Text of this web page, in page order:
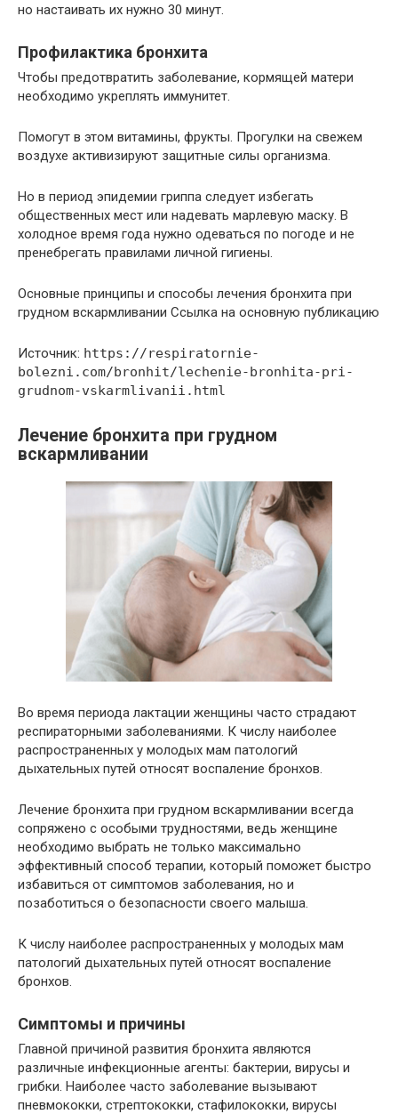
но настаивать их нужно 30 минут.
Профилактика бронхита
Чтобы предотвратить заболевание, кормящей матери
необходимо укреплять иммунитет.
Помогут в этом витамины, фрукты. Прогулки на свежем
воздухе активизируют защитные силы организма.
Но в период эпидемии гриппа следует избегать
общественных мест или надевать марлевую маску. В
холодное время года нужно одеваться по погоде и не
пренебрегать правилами личной гигиены.
Основные принципы и способы лечения бронхита при
грудном вскармливании Ссылка на основную публикацию
Источник: https://respiratornie-
bolezni.com/bronhit/lechenie-bronhita-pri-
grudnom-vskarmlivanii.html
Лечение бронхита при грудном
вскармливании
Во время периода лактации женщины часто страдают
респираторными заболеваниями. К числу наиболее
распространенных у молодых мам патологий
дыхательных путей относят воспаление бронхов.
Лечение бронхита при грудном вскармливании всегда
сопряжено с особыми трудностями, ведь женщине
необходимо выбрать не только максимально
эффективный способ терапии, который поможет быстро
избавиться от симптомов заболевания, но и
позаботиться о безопасности своего малыша.
К числу наиболее распространенных у молодых мам
патологий дыхательных путей относят воспаление
бронхов.
Симптомы и причины
Главной причиной развития бронхита являются
различные инфекционные агенты: бактерии, вирусы и
грибки. Наиболее часто заболевание вызывают
пневмококки, стрептококки, стафилококки, вирусы